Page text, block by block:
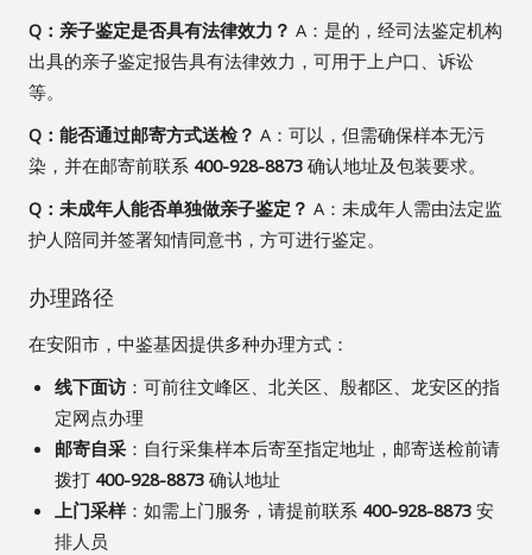
Q：亲子鉴定是否具有法律效力？ A：是的，经司法鉴定机构
出具的亲子鉴定报告具有法律效力，可用于上户口、诉讼
等。
Q：能否通过邮寄方式送检？ A：可以，但需确保样本无污
染，并在邮寄前联系 400-928-8873确认地址及包装要求。
Q：未成年人能否单独做亲子鉴定？ A：未成年人需由法定监
护人陪同并签署知情同意书，方可进行鉴定。
办理路径
在安阳市，中鉴基因提供多种办理方式：
线下面访：可前往文峰区、北关区、殷都区、龙安区的指
定网点办理
邮寄自采：自行采集样本后寄至指定地址，邮寄送检前请
拨打 400-928-8873确认地址
上门采样：如需上门服务，请提前联系 400-928-8873安
排人员